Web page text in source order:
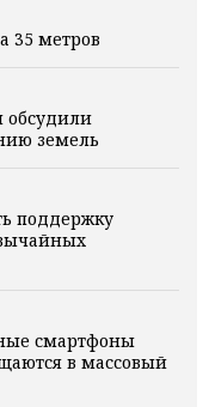
35 метров
обсудили
земель
поддержку
смартфоны
в массовый